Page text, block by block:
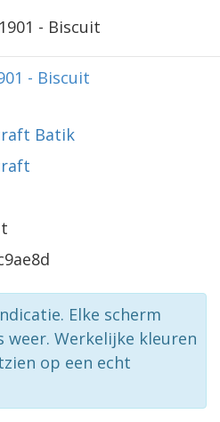
- Biscuit
- Biscuit
Batik
Elke scherm
weer. Werkelijke kleuren
op een echt